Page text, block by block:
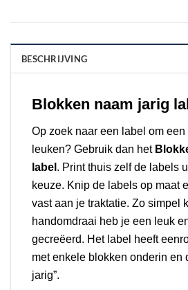
BESCHRIJVING
Blokken naam jarig
Op zoek naar een label om een
leuken? Gebruik dan het
label . Print thuis zelf de labels
keuze. Knip de labels op maat
vast aan je traktatie. Zo simpel
handomdraai heb je een leuk
gecreëerd. Het label heeft
met enkele blokken onderin en
jarig”.